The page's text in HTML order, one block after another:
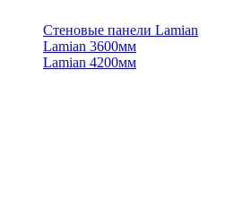
Стеновые панели Lamian
Lamian 3600мм
Lamian 4200мм